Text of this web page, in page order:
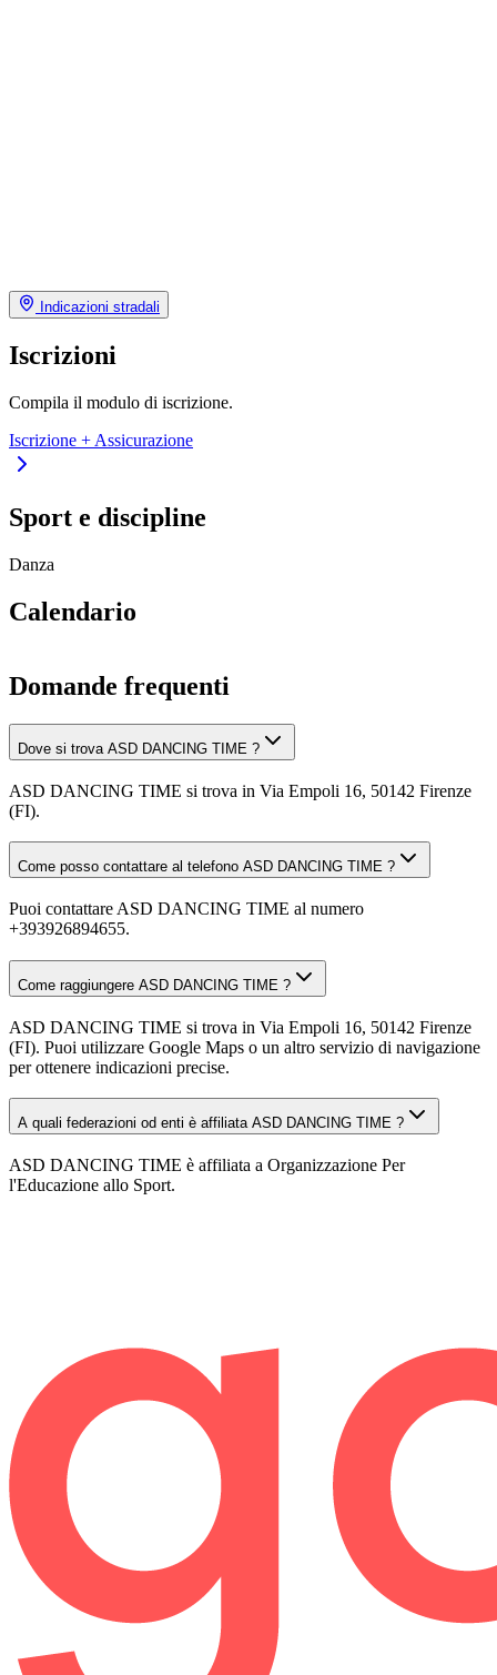
Indicazioni stradali
Iscrizioni
Compila il modulo di iscrizione.
Iscrizione + Assicurazione
Sport e discipline
Danza
Calendario
Domande frequenti
Dove si trova ASD DANCING TIME ?
ASD DANCING TIME si trova in Via Empoli 16, 50142 Firenze
(FI).
Come posso contattare al telefono ASD DANCING TIME ?
Puoi contattare ASD DANCING TIME al numero
+393926894655.
Come raggiungere ASD DANCING TIME ?
ASD DANCING TIME si trova in Via Empoli 16, 50142 Firenze
(FI). Puoi utilizzare Google Maps o un altro servizio di navigazione
per ottenere indicazioni precise.
A quali federazioni od enti è affiliata ASD DANCING TIME ?
ASD DANCING TIME è affiliata a Organizzazione Per
l'Educazione allo Sport.